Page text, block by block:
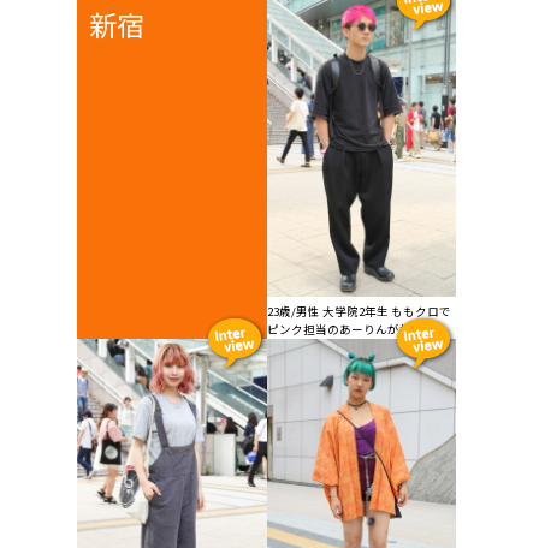
新宿
23歳/男性 大学院2年生 ももクロで
ピンク担当のあーりんが推し...